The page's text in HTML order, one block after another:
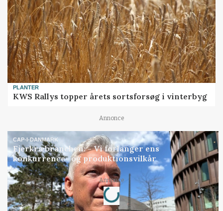
PLANTER
KWS Rallys topper årets sortsforsøg i vinterbyg
Annonce
CAP-I-DANMARK
Fjerkræbranchen: - Vi forlanger ens
konkurrence- og produktionsvilkår
Annonce
Loading...